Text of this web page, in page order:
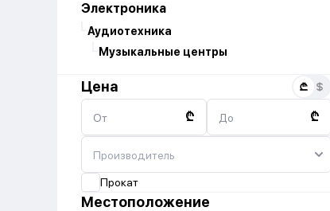
Электроника
Аудиотехника
Музыкальные центры
Цена
От ₾ До ₾
Прокат
Местоположение